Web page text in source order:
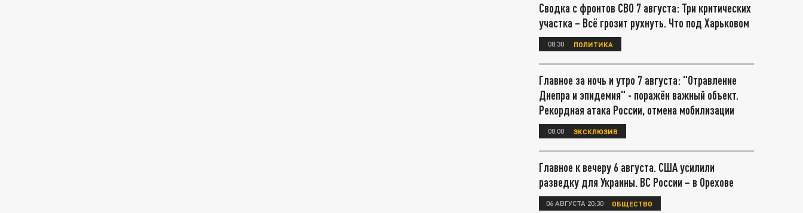
Сводка с фронтов СВО 7 августа: Три критических
участка – Всё грозит рухнуть. Что под Харьковом
08:30 ПОЛИТИКА
Главное за ночь и утро 7 августа: "Отравление
Днепра и эпидемия" - поражён важный объект.
Рекордная атака России, отмена мобилизации
08:00 ЭКСКЛЮЗИВ
Главное к вечеру 6 августа. США усилили
разведку для Украины. ВС России – в Орехове
06 АВГУСТА 20:30 ОБЩЕСТВО